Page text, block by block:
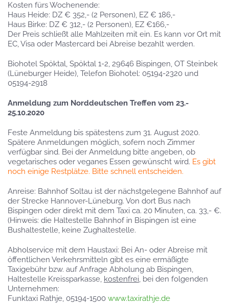
Kosten fürs Wochenende:
Haus Heide: DZ € 352,- (2 Personen), EZ € 186,-
Haus Birke: DZ € 312,- (2 Personen), EZ €166,-
Der Preis schließt alle Mahlzeiten mit ein. Es kann vor Ort mit
EC, Visa oder Mastercard bei Abreise bezahlt werden.
Biohotel Spöktal, Spöktal 1-2, 29646 Bispingen, OT Steinbek
(Lüneburger Heide), Telefon Biohotel: 05194-2320 und
05194-2918
Anmeldung zum Norddeutschen Treffen vom 23.-
25.10.2020
Feste Anmeldung bis spätestens zum 31. August 2020.
Spätere Anmeldungen möglich, sofern noch Zimmer
verfügbar sind. Bei der Anmeldung bitte angeben, ob
vegetarisches oder veganes Essen gewünscht wird. Es gibt
noch einige Restplätze. Bitte schnell entscheiden.
Anreise: Bahnhof Soltau ist der nächstgelegene Bahnhof auf
der Strecke Hannover-Lüneburg. Von dort Bus nach
Bispingen oder direkt mit dem Taxi ca. 20 Minuten, ca. 33,- €.
(Hinweis: die Haltestelle Bahnhof in Bispingen ist eine
Bushaltestelle, keine Zughaltestelle.
Abholservice mit dem Haustaxi: Bei An- oder Abreise mit
öffentlichen Verkehrsmitteln gibt es eine ermäßigte
Taxigebühr bzw. auf Anfrage Abholung ab Bispingen,
Haltestelle Kreissparkasse, kostenfrei, bei den folgenden
Unternehmen:
Funktaxi Rathje, 05194-1500 www.taxirathje.de